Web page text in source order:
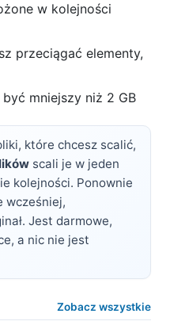
w kolejności
przeciągać elementy,
mniejszy niż 2 GB
które chcesz scalić,
scali je w jeden
kolejności. Ponownie
wcześniej,
Jest darmowe,
a nic nie jest
Zobacz wszystkie